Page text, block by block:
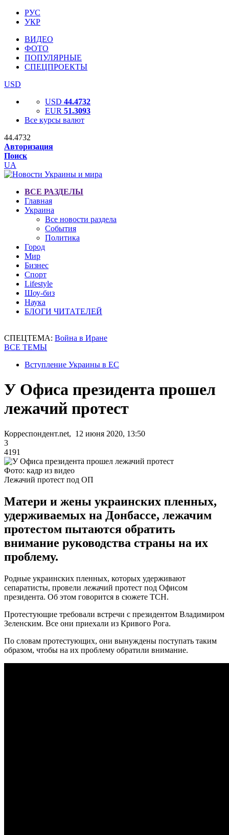
РУС
УКР
ВИДЕО
ФОТО
ПОПУЛЯРНЫЕ
СПЕЦПРОЕКТЫ
USD
USD 44.4732
EUR 51.3093
Все курсы валют
44.4732
Авторизация
Поиск
UA
ВСЕ РАЗДЕЛЫ
Главная
Украина
Все новости раздела
События
Политика
Город
Мир
Бизнес
Спорт
Lifestyle
Шоу-биз
Наука
БЛОГИ ЧИТАТЕЛЕЙ
СПЕЦТЕМА: Война в Иране
ВСЕ ТЕМЫ
Вступление Украины в ЕС
У Офиса президента прошел
лежачий протест
Корреспондент.net, 12 июня 2020, 13:50
3
4191
Фото: кадр из видео
Лежачий протест под ОП
Матери и жены украинских пленных,
удерживаемых на Донбассе, лежачим
протестом пытаются обратить
внимание руководства страны на их
проблему.
Родные украинских пленных, которых удерживают
сепаратисты, провели лежачий протест под Офисом
президента. Об этом говорится в сюжете ТСН.
Протестующие требовали встречи с президентом Владимиром
Зеленским. Все они приехали из Кривого Рога.
По словам протестующих, они вынуждены поступать таким
образом, чтобы на их проблему обратили внимание.